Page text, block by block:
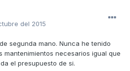
del 2015
segunda mano. Nunca he tenido
mantenimientos necesarios igual que
el presupuesto de si.